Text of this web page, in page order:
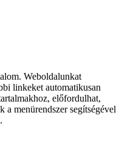
Weboldalunkat
linkeket automatikusan
előfordulhat,
a menürendszer segítségével